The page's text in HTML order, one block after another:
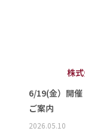
株
6/19(金）開
ご案内
2026.05.10